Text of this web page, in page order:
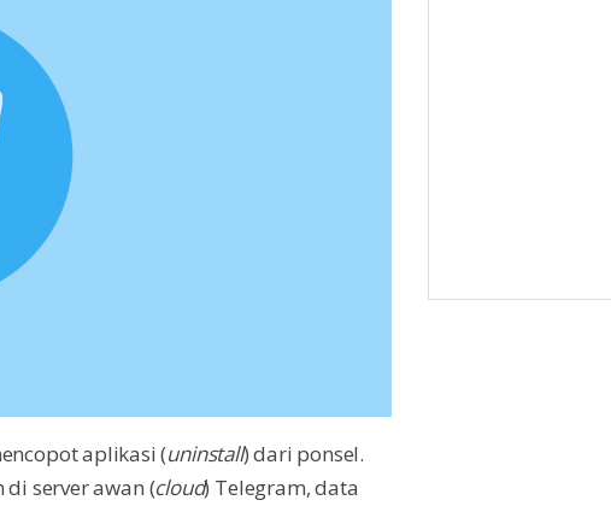
aplikasi (uninstall) dari ponsel.
server awan (cloud) Telegram, data